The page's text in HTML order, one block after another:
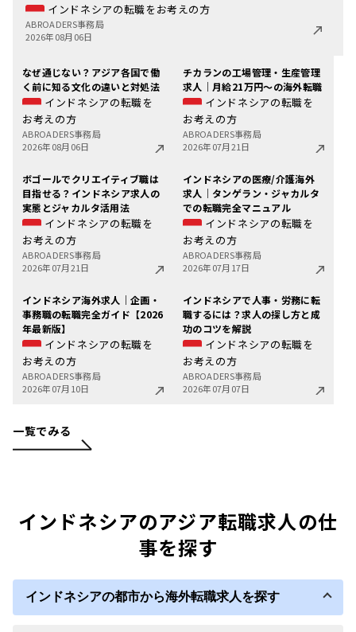
インドネシアの転職をお考えの方
ABROADERS事務局
2026年08月06日
なぜ通じない？アジア各国で働
く前に知る文化の違いと対処法
インドネシアの転職を
お考えの方
ABROADERS事務局
2026年08月06日
チカランの工場管理・生産管理
求人｜月給21万円〜の海外転職
インドネシアの転職を
お考えの方
ABROADERS事務局
2026年07月21日
ボゴールでクリエイティブ職は
目指せる？インドネシア求人の
実態とジャカルタ活用法
インドネシアの転職を
お考えの方
ABROADERS事務局
2026年07月21日
インドネシアの医療/介護海外
求人｜タンゲラン・ジャカルタ
での転職完全マニュアル
インドネシアの転職を
お考えの方
ABROADERS事務局
2026年07月17日
インドネシア海外求人｜企画・
事務職の転職完全ガイド【2026
年最新版】
インドネシアの転職を
お考えの方
ABROADERS事務局
2026年07月10日
インドネシアで人事・労務に転
職するには？求人の探し方と成
功のコツを解説
インドネシアの転職を
お考えの方
ABROADERS事務局
2026年07月07日
一覧でみる
インドネシアのアジア転職求人の仕
事を探す
インドネシアの都市から海外転職求人を探す